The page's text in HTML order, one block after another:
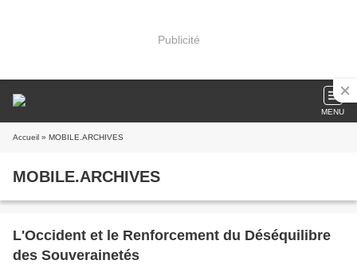
Publicité
MENU
Accueil » MOBILE.ARCHIVES
MOBILE.ARCHIVES
L'Occident et le Renforcement du Déséquilibre
des Souverainetés